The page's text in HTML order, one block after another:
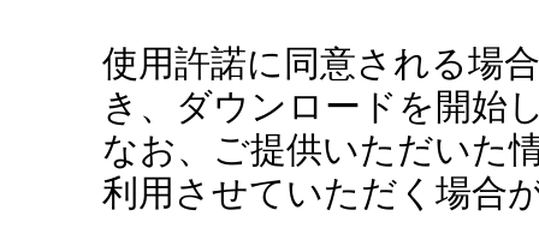
使用許諾に同意される場
き、ダウンロードを開始
なお、ご提供いただいた
利用させていただく場合